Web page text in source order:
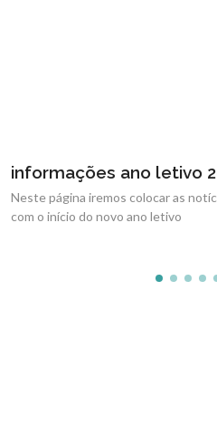
Calendário
Em baixo pode
Calendário letivo